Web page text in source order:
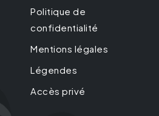
Politique de
confidentialité
Mentions légales
Légendes
Accès privé